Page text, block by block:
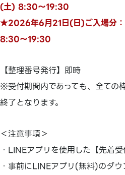
(土) 8:30～19:30
★2026年6月21日(日)ご入場分
8:30～19:30
【整理番号発行】即時
※受付期間内であっても、全ての
終了となります。
＜注意事項＞
・LINEアプリを使用した【先着受
・事前にLINEアプリ(無料)のダ